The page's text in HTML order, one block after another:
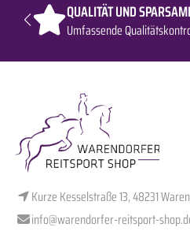
QUALITÄT UND
Umfassende
Kurze Kesselstraße 13, 48231
info@warendorfer-reitsport-